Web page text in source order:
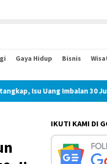
Gaya Hidup Bisnis
Juta Sudah Beredar!
IKUTI KAMI DI